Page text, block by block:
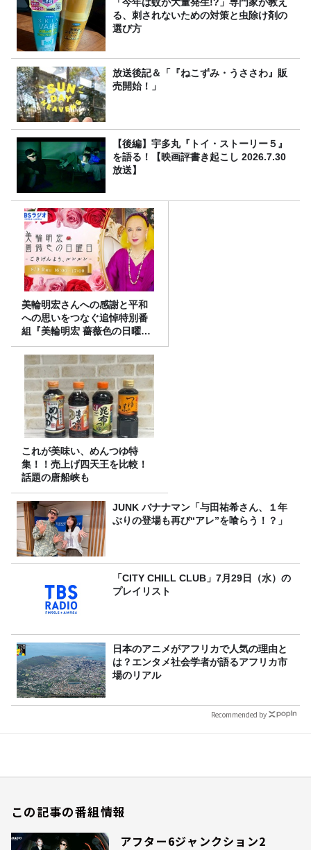
「今年は蚊が大量発生!?」専門家が教え
る、刺されないための対策と虫除け剤の
選び方
放送後記＆「『ねこずみ・うささわ』販
売開始！」
【後編】宇多丸『トイ・ストーリー５』
を語る！【映画評書き起こし 2026.7.30
放送】
美輪明宏さんへの感謝と平和
への思いをつなぐ追悼特別番
組『美輪明宏 薔薇色の日曜日
～ごきげんよう、ルンルン
～』8/9（日）16時放送
これが美味い、めんつゆ特
集！！売上げ四天王を比較！
話題の唐船峡も
JUNK バナナマン「与田祐希さん、１年
ぶりの登場も再び“アレ”を喰らう！？」
「CITY CHILL CLUB」7月29日（水）の
プレイリスト
日本のアニメがアフリカで人気の理由と
は？エンタメ社会学者が語るアフリカ市
場のリアル
Recommended by
この記事の番組情報
アフター6ジャンクション2